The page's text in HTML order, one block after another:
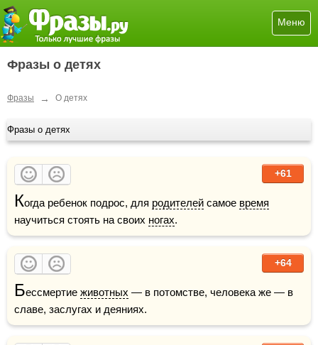
Меню
Фразы о детях
Фразы → О детях
Фразы о детях
+61
Когда ребенок подрос, для родителей самое время
научиться стоять на своих ногах.
+64
Бессмертие животных — в потомстве, человека же — в
славе, заслугах и деяниях.